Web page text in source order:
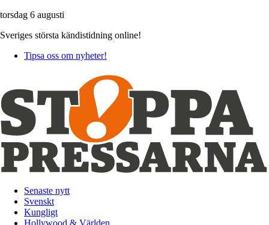
torsdag 6 augusti
Sveriges största kändistidning online!
Tipsa oss om nyheter!
Senaste nytt
Svenskt
Kungligt
Hollywood & Världen